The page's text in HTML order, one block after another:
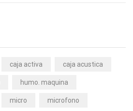
caja activa caja acustica
humo. maquina
micro microfono